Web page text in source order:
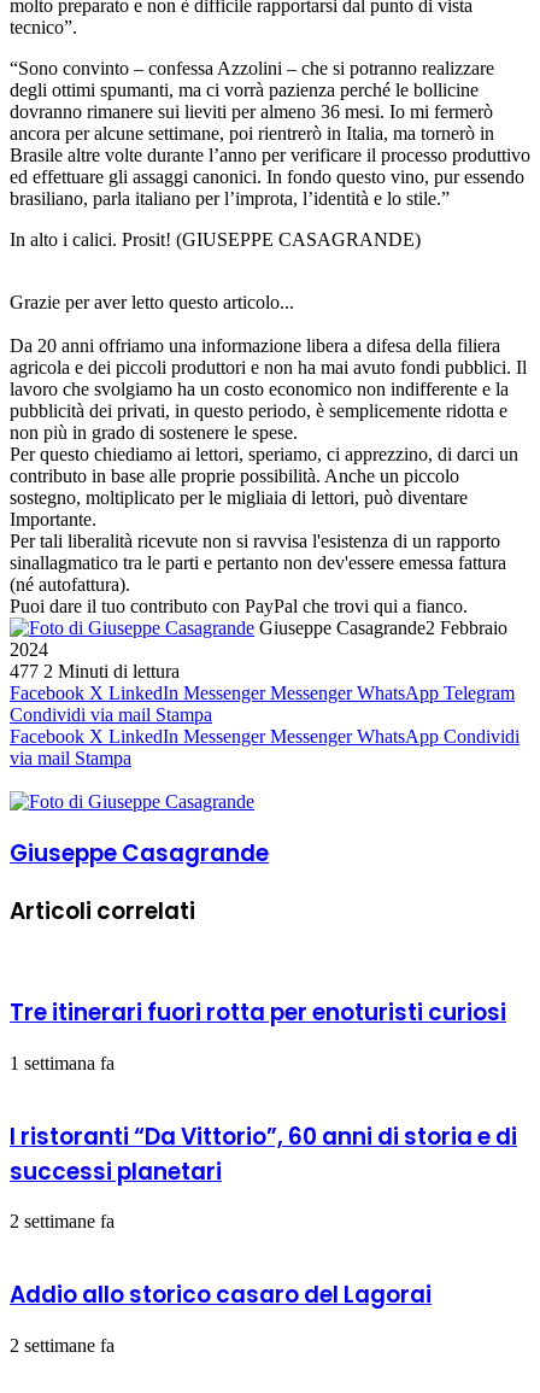
molto preparato e non è difficile rapportarsi dal punto di vista
tecnico”.
“Sono convinto – confessa Azzolini – che si potranno realizzare
degli ottimi spumanti, ma ci vorrà pazienza perché le bollicine
dovranno rimanere sui lieviti per almeno 36 mesi. Io mi fermerò
ancora per alcune settimane, poi rientrerò in Italia, ma tornerò in
Brasile altre volte durante l’anno per verificare il processo produttivo
ed effettuare gli assaggi canonici. In fondo questo vino, pur essendo
brasiliano, parla italiano per l’improta, l’identità e lo stile.”
In alto i calici. Prosit! (GIUSEPPE CASAGRANDE)
Grazie per aver letto questo articolo...
Da 20 anni offriamo una informazione libera a difesa della filiera
agricola e dei piccoli produttori e non ha mai avuto fondi pubblici. Il
lavoro che svolgiamo ha un costo economico non indifferente e la
pubblicità dei privati, in questo periodo, è semplicemente ridotta e
non più in grado di sostenere le spese.
Per questo chiediamo ai lettori, speriamo, ci apprezzino, di darci un
contributo in base alle proprie possibilità. Anche un piccolo
sostegno, moltiplicato per le migliaia di lettori, può diventare
Importante.
Per tali liberalità ricevute non si ravvisa l'esistenza di un rapporto
sinallagmatico tra le parti e pertanto non dev'essere emessa fattura
(né autofattura).
Puoi dare il tuo contributo con PayPal che trovi qui a fianco.
Giuseppe Casagrande2 Febbraio
2024
477 2 Minuti di lettura
Facebook X LinkedIn Messenger Messenger WhatsApp Telegram
Condividi via mail Stampa
Facebook X LinkedIn Messenger Messenger WhatsApp Condividi
via mail Stampa
Giuseppe Casagrande
Articoli correlati
Tre itinerari fuori rotta per enoturisti curiosi
1 settimana fa
I ristoranti “Da Vittorio”, 60 anni di storia e di
successi planetari
2 settimane fa
Addio allo storico casaro del Lagorai
2 settimane fa